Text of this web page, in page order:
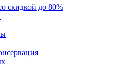
скидкой до 80%